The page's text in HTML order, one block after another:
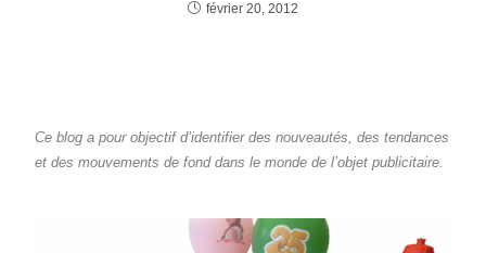
février 20, 2012
Ce blog a pour objectif d’identifier des nouveautés, des tendances
et des mouvements de fond dans le monde de l’objet publicitaire.